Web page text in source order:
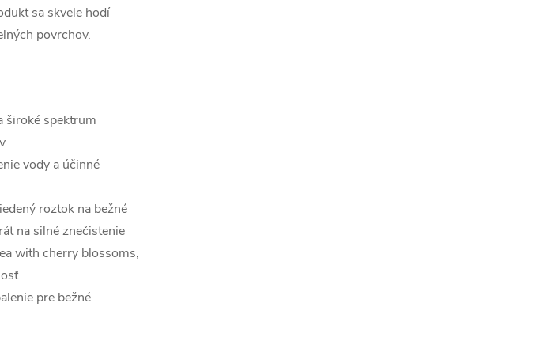
sa skvele hodí
povrchov.
široké spektrum
vody a účinné
roztok na bežné
na silné znečistenie
with cherry blossoms,
pre bežné